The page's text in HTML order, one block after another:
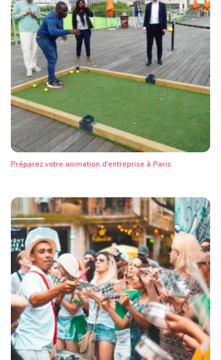
Préparez votre animation d'entreprise à Paris